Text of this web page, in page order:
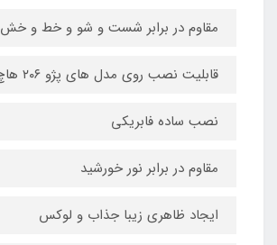
مقاوم در برابر شست و شو و خط و خش
قابلیت نصب روی مدل های پژو ۲۰۶ هاچ بک و SD
نصب ساده فابریکی
مقاوم در برابر نور خورشید
ایجاد ظاهری زیبا جذاب و لوکس